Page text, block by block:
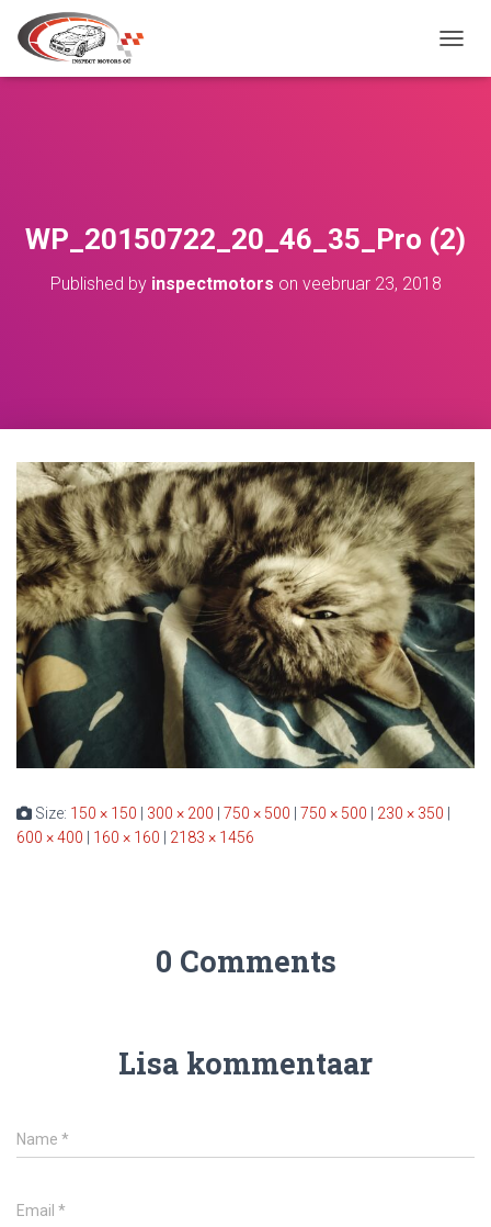
WP_20150722_20_46_35_Pro (2)
Published by inspectmotors on veebruar 23, 2018
Size: 150 × 150 300 × 200 750 × 500 750 × 500 230 × 350
600 × 400
160 × 160 2183 × 1456
0 Comments
Lisa kommentaar
Name *
Email *